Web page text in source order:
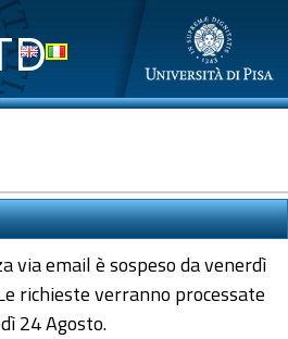
via email è sospeso da venerdì
richieste verranno processate
24 Agosto.